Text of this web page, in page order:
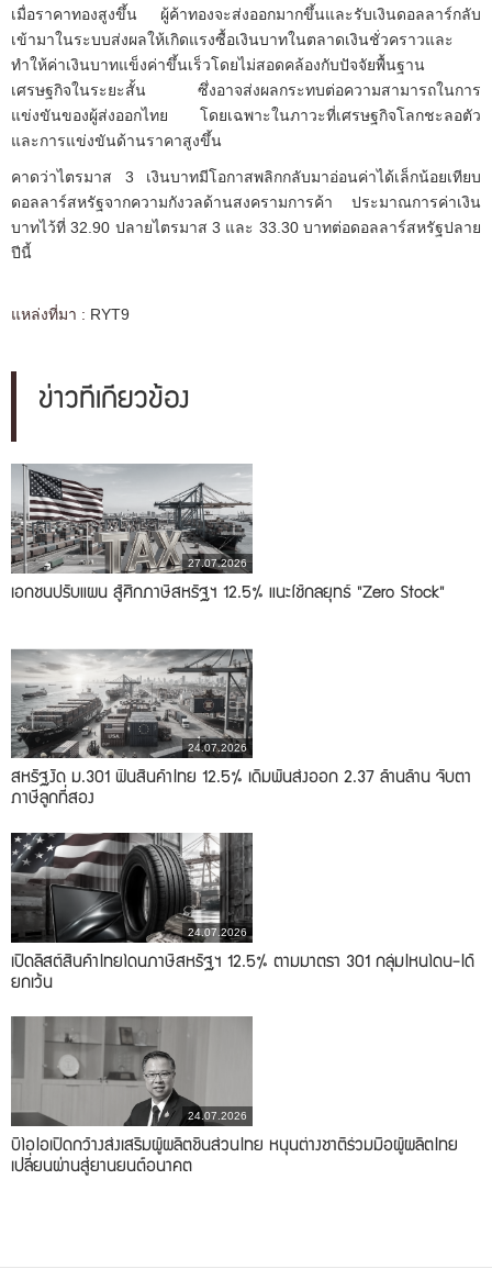
เมื่อราคาทองสูงขึ้น ผู้ค้าทองจะส่งออกมากขึ้นและรับเงินดอลลาร์กลับ
เข้ามาในระบบส่งผลให้เกิดแรงซื้อเงินบาทในตลาดเงินชั่วคราวและ
ทำให้ค่าเงินบาทแข็งค่าขึ้นเร็วโดยไม่สอดคล้องกับปัจจัยพื้นฐาน
เศรษฐกิจในระยะสั้น ซึ่งอาจส่งผลกระทบต่อความสามารถในการ
แข่งขันของผู้ส่งออกไทย โดยเฉพาะในภาวะที่เศรษฐกิจโลกชะลอตัว
และการแข่งขันด้านราคาสูงขึ้น
คาดว่าไตรมาส 3 เงินบาทมีโอกาสพลิกกลับมาอ่อนค่าได้เล็กน้อยเทียบ
ดอลลาร์สหรัฐจากความกังวลด้านสงครามการค้า ประมาณการค่าเงิน
บาทไว้ที่ 32.90 ปลายไตรมาส 3 และ 33.30 บาทต่อดอลลาร์สหรัฐปลาย
ปีนี้
แหล่งที่มา : RYT9
ข่าวที่เกี่ยวข้อง
27.07.2026
เอกชนปรับแผน สู้ศึกภาษีสหรัฐฯ 12.5% แนะใช้กลยุทธ์ "Zero Stock"
24.07.2026
สหรัฐงัด ม.301 ฟันสินค้าไทย 12.5% เดิมพันส่งออก 2.37 ล้านล้าน จับตา
ภาษีลูกที่สอง
24.07.2026
เปิดลิสต์สินค้าไทยโดนภาษีสหรัฐฯ 12.5% ตามมาตรา 301 กลุ่มไหนโดน-ได้
ยกเว้น
24.07.2026
บีโอไอเปิดกว้างส่งเสริมผู้ผลิตชิ้นส่วนไทย หนุนต่างชาติร่วมมือผู้ผลิตไทย
เปลี่ยนผ่านสู่ยานยนต์อนาคต